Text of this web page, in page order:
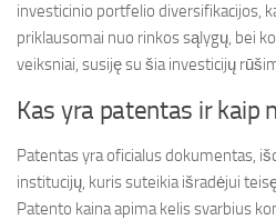
investicinio portfelio diversifikacijos,
priklausomai nuo rinkos sąlygų, bei
veiksniai, susiję su šia investicijų
Kas yra patentas ir kaip
Patentas yra oficialus dokumentas,
institucijų, kuris suteikia išradėjui
Patento kaina apima kelis svarbius